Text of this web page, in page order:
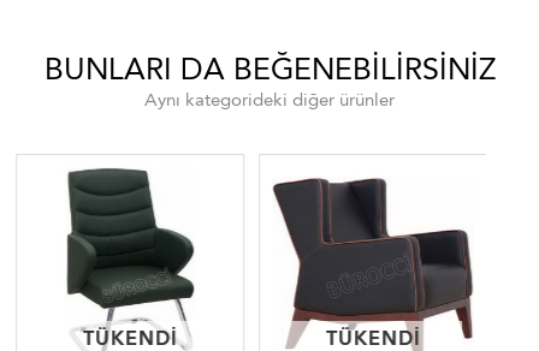
BUNLARI DA BEĞENEBILIRSINIZ
Aynı kategorideki diğer ürünler
TÜKENDI
TÜKENDI TÜKENDI
TÜKENDI